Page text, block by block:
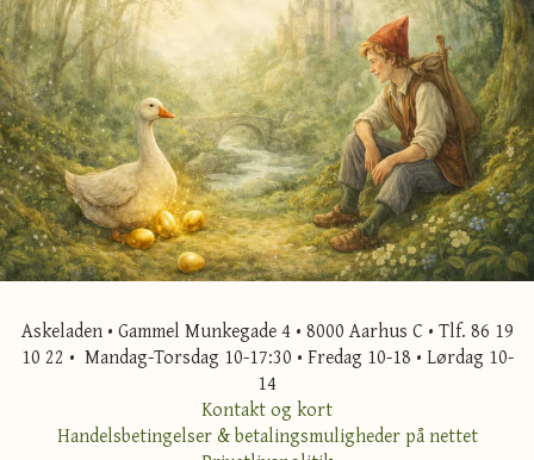
Askeladen • Gammel Munkegade 4 • 8000 Aarhus C • Tlf. 86 19
10 22 • Mandag-Torsdag 10-17:30 • Fredag 10-18 • Lørdag 10-
14
Kontakt og kort
Handelsbetingelser & betalingsmuligheder på nettet